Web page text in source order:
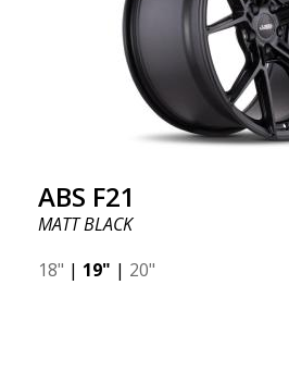
ABS F21
MATT BLACK
18" | 19" | 20"